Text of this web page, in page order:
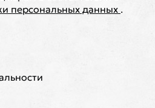
персональных данных .